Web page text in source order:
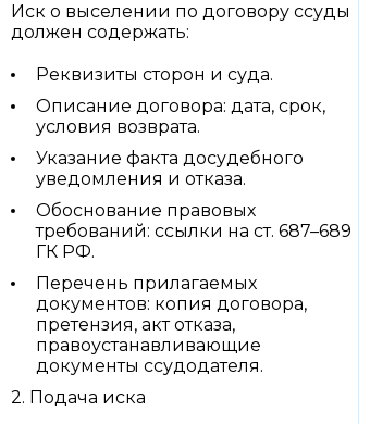
Иск о выселении по договору ссуды
должен содержать:
Реквизиты сторон и суда.
Описание договора: дата, срок,
условия возврата.
Указание факта досудебного
уведомления и отказа.
Обоснование правовых
требований: ссылки на ст. 687–689
ГК РФ.
Перечень прилагаемых
документов: копия договора,
претензия, акт отказа,
правоустанавливающие
документы ссудодателя.
2. Подача иска